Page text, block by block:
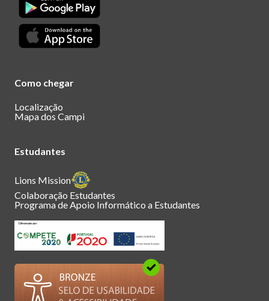
Como chegar
Localização
Mapa dos Campi
Estudantes
Lions Mission
Colaboração Estudantes
Programa de Apoio Informático a Estudantes